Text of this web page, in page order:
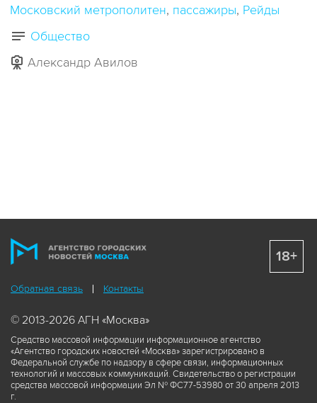
Московский метрополитен пассажиры Рейды
Общество
Александр Авилов
Обратная связь Контакты
© 2013-2026 АГН «Москва»
Средство массовой информации информационное агентство
«Агентство городских новостей «Москва» зарегистрировано в
Федеральной службе по надзору в сфере связи, информационных
технологий и массовых коммуникаций. Свидетельство о регистрации
средства массовой информации Эл № ФС77-53980 от 30 апреля 2013
г.
18+